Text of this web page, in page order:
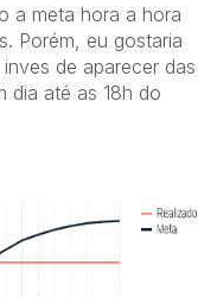
a meta hora a hora
Porém, eu gostaria
de aparecer das
dia até as 18h do